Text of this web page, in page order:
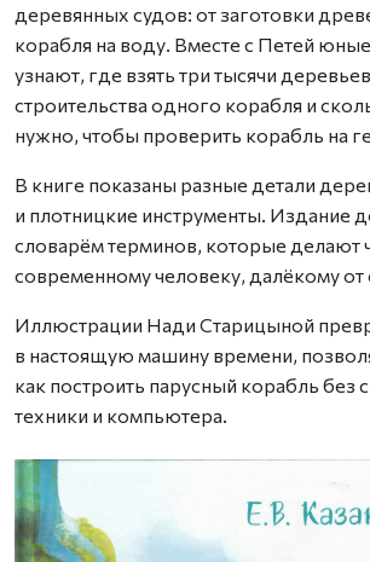
деревянных судов: от заготовки
корабля на воду. Вместе с Петей юные
узнают, где взять три тысячи
строительства одного корабля и
нужно, чтобы проверить корабль на
В книге показаны разные детали
и плотницкие инструменты. Издание
словарём терминов, которые делают
современному человеку, далёкому от
Иллюстрации Нади Старицыной
в настоящую машину времени,
как построить парусный корабль без
техники и компьютера.